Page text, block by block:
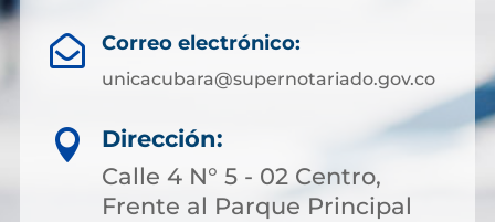
 Correo electrónico:
unicacubara@supernotariado.gov.co

Dirección:
Calle 4 N° 5 - 02 Centro,
Frente al Parque Principal